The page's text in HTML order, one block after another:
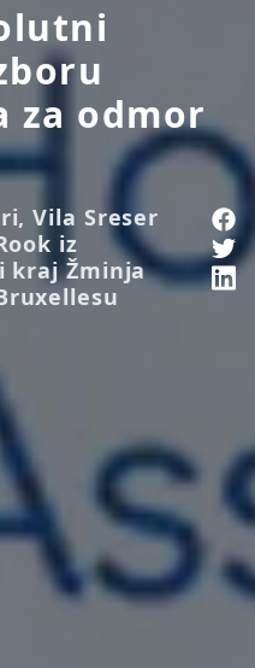
za odmor
Vila Sreser
iz
kraj Žminja